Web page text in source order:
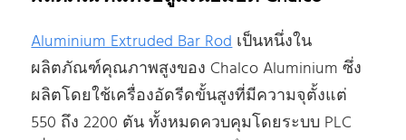
Aluminium Extruded Bar Rodเป็นหนึ่งใน
ผลิตภัณฑ์คุณภาพสูงของ Chalco Aluminium ซึ่ง
ผลิตโดยใช้เครื่องอัดรีดขั้นสูงที่มีความจุตั้งแต่
550 ถึง 2200 ตัน ทั้งหมดควบคุมโดยระบบ PLC